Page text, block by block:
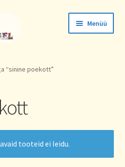
Menüü
“sinine poekott”
tooteid ei leidu.